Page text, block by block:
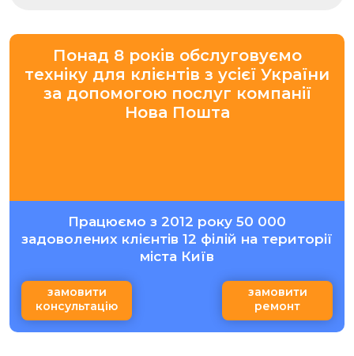
Понад 8 років обслуговуємо
техніку для клієнтів з усієї України
за допомогою послуг компанії
Нова Пошта
Працюємо з 2012 року 50 000
задоволених клієнтів 12 філій на території
міста Київ
замовити
консультацію
замовити
ремонт